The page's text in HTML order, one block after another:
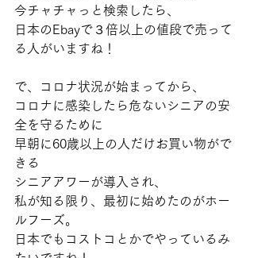
今チャチャっと検索したら、
日本のEbayで３倍以上の値段で売って
る人がいますね！
で、コロナ状況が始まってから、
コロナに感染したら危ないシニアの安
全を守るために
早朝に60歳以上の人だけお買い物がで
きる
シニアアワーが導入され、
私が知る限り、最初に始めたのがホー
ルフーズ。
日本でもコストコとかでやっているみ